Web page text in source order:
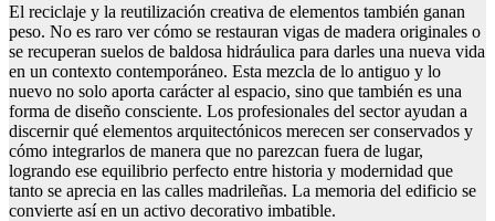
El reciclaje y la reutilización creativa de elementos también ganan
peso. No es raro ver cómo se restauran vigas de madera originales o
se recuperan suelos de baldosa hidráulica para darles una nueva vida
en un contexto contemporáneo. Esta mezcla de lo antiguo y lo
nuevo no solo aporta carácter al espacio, sino que también es una
forma de diseño consciente. Los profesionales del sector ayudan a
discernir qué elementos arquitectónicos merecen ser conservados y
cómo integrarlos de manera que no parezcan fuera de lugar,
logrando ese equilibrio perfecto entre historia y modernidad que
tanto se aprecia en las calles madrileñas. La memoria del edificio se
convierte así en un activo decorativo imbatible.